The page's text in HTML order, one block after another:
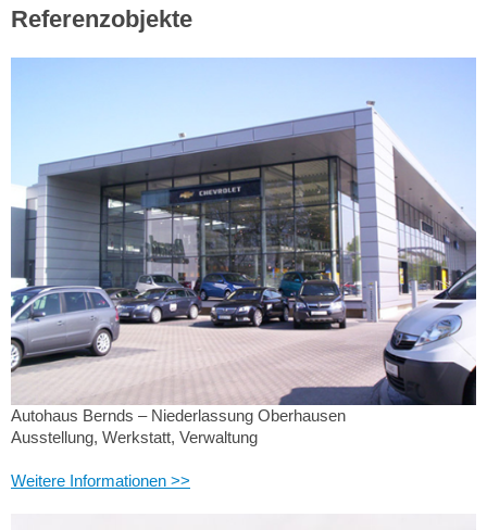
Referenzobjekte
Autohaus Bernds – Niederlassung Oberhausen
Ausstellung, Werkstatt, Verwaltung
Weitere Informationen >>